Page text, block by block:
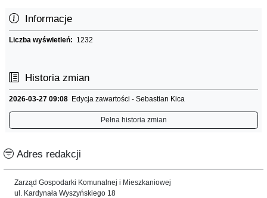
Informacje
Liczba wyświetleń: 1232
Historia zmian
2026-03-27 09:08 Edycja zawartości - Sebastian Kica
Pełna historia zmian
Adres redakcji
Zarząd Gospodarki Komunalnej i Mieszkaniowej
ul. Kardynała Wyszyńskiego 18